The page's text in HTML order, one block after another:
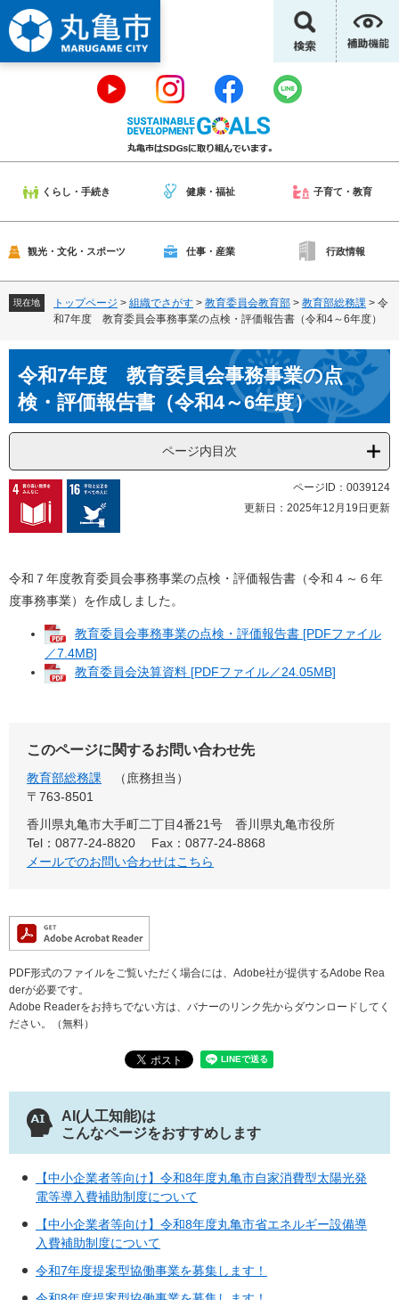
ー
ジ
の
。
ニ
ュ
ー
て
くらし・手続き 健康・福祉 子育て・教育
観光・文化・スポーツ 仕事・産業 行政情報
現在地 トップページ > 組織でさがす > 教育委員会教育部 > 教育部総務課 > 令
和7年度 教育委員会事務事業の点検・評価報告書（令和4～6年度）
文令和7年度 教育委員会事務事業の点
検・評価報告書（令和4～6年度）
ページ内目次
ページID：0039124
更新日：2025年12月19日更新
令和７年度教育委員会事務事業の点検・評価報告書（令和４～６年
度事務事業）を作成しました。
教育委員会事務事業の点検・評価報告書 [PDFファイル
／7.4MB]
教育委員会決算資料 [PDFファイル／24.05MB]
このページに関するお問い合わせ先
教育部総務課
庶務担当
〒763-8501
香川県丸亀市大手町二丁目4番21号 香川県丸亀市役所
Tel：0877-24-8820
Fax：0877-24-8868
メールでのお問い合わせはこちら
PDF形式のファイルをご覧いただく場合には、Adobe社が提供するAdobe Rea
derが必要です。
Adobe Readerをお持ちでない方は、バナーのリンク先からダウンロードしてく
ださい。（無料）
AI(人工知能)は
こんなページをおすすめします
【中小企業者等向け】令和8年度丸亀市自家消費型太陽光発
電等導入費補助制度について
【中小企業者等向け】令和8年度丸亀市省エネルギー設備導
入費補助制度について
令和7年度提案型協働事業を募集します！